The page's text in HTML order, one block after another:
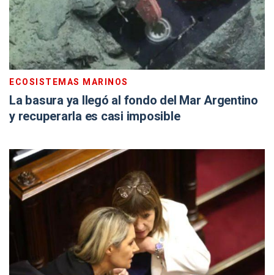
ECOSISTEMAS MARINOS
La basura ya llegó al fondo del Mar Argentino
y recuperarla es casi imposible